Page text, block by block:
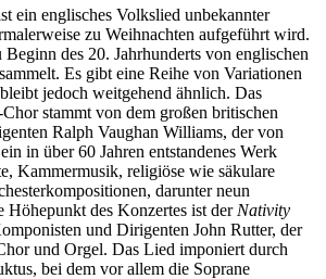
ein englisches Volkslied unbekannter
zu Weihnachten aufgeführt wird.
des 20. Jahrhunderts von englischen
Es gibt eine Reihe von Variationen
jedoch weitgehend ähnlich. Das
stammt von dem großen britischen
Ralph Vaughan Williams, der von
in über 60 Jahren entstandenes Werk
Kammermusik, religiöse wie säkulare
darunter neun
Höhepunkt des Konzertes ist der Nativity
und Dirigenten John Rutter, der
und Orgel. Das Lied imponiert durch
bei dem vor allem die Soprane